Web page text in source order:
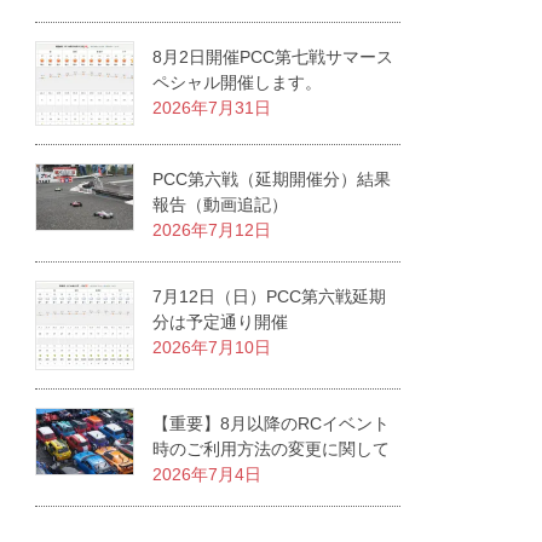
8月2日開催PCC第七戦サマース
ペシャル開催します。
2026年7月31日
PCC第六戦（延期開催分）結果
報告（動画追記）
2026年7月12日
7月12日（日）PCC第六戦延期
分は予定通り開催
2026年7月10日
【重要】8月以降のRCイベント
時のご利用方法の変更に関して
2026年7月4日